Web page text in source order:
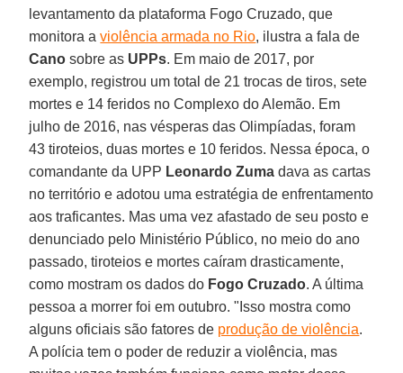
levantamento da plataforma Fogo Cruzado, que
monitora aviolência armada no Rio, ilustra a fala de
Cano sobre as UPPs. Em maio de 2017, por
exemplo, registrou um total de 21 trocas de tiros, sete
mortes e 14 feridos no Complexo do Alemão. Em
julho de 2016, nas vésperas das Olimpíadas, foram
43 tiroteios, duas mortes e 10 feridos. Nessa época, o
comandante da UPP Leonardo Zuma dava as cartas
no território e adotou uma estratégia de enfrentamento
aos traficantes. Mas uma vez afastado de seu posto e
denunciado pelo Ministério Público, no meio do ano
passado, tiroteios e mortes caíram drasticamente,
como mostram os dados do Fogo Cruzado. A última
pessoa a morrer foi em outubro. "Isso mostra como
alguns oficiais são fatores de produção de violência.
A polícia tem o poder de reduzir a violência, mas